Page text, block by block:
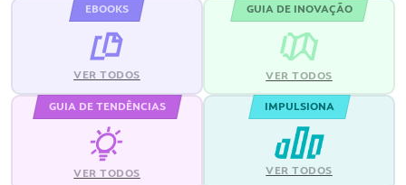
EBOOKS
VER TODOS
GUIA DE INOVAÇÃO
VER TODOS
GUIA DE TENDÊNCIAS
VER TODOS
IMPULSIONA
VER TODOS